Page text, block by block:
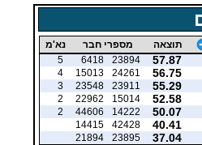
תוצאה מספרי חבר נא'מ
57.87
23894
6418
5
56.75
24261
15013
4
55.29
23911
23548
3
52.58
15014
22962
2
50.07
14222
44606
2
40.41
42428
14415
37.04
23895
21894